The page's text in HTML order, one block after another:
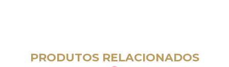
PRODUTOS RELACIONADOS